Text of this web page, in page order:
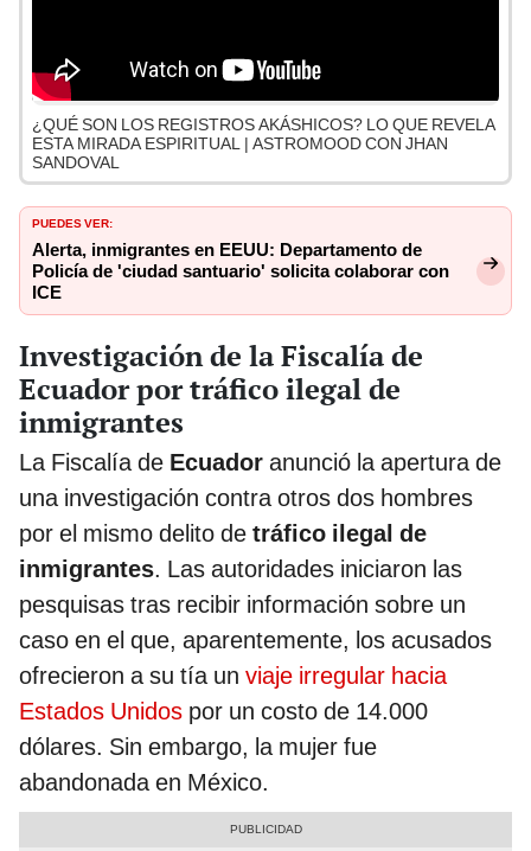
¿QUÉ SON LOS REGISTROS AKÁSHICOS? LO QUE REVELA
ESTA MIRADA ESPIRITUAL | ASTROMOOD CON JHAN
SANDOVAL
PUEDES VER:
Alerta, inmigrantes en EEUU: Departamento de
Policía de 'ciudad santuario' solicita colaborar con
ICE
Investigación de la Fiscalía de
Ecuador por tráfico ilegal de
inmigrantes
La Fiscalía de Ecuador anunció la apertura de
una investigación contra otros dos hombres
por el mismo delito de tráfico ilegal de
inmigrantes. Las autoridades iniciaron las
pesquisas tras recibir información sobre un
caso en el que, aparentemente, los acusados
ofrecieron a su tía un viaje irregular hacia
Estados Unidos por un costo de 14.000
dólares. Sin embargo, la mujer fue
abandonada en México.